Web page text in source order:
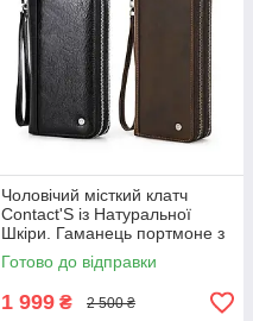
Чоловічий місткий клатч
Contact'S із Натуральної
Шкіри. Гаманець портмоне з
натуральної шкіри
Готово до відправки
1 999 ₴ 2 500 ₴